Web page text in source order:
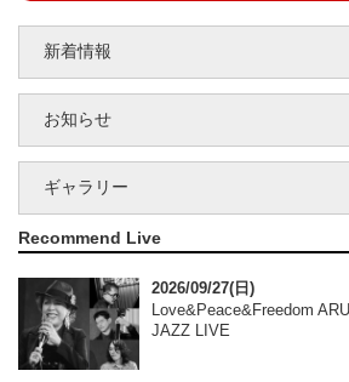
新着情報
お知らせ
ギャラリー
Recommend Live
2026/09/27(日)
Love&Peace&Freedom
JAZZ LIVE